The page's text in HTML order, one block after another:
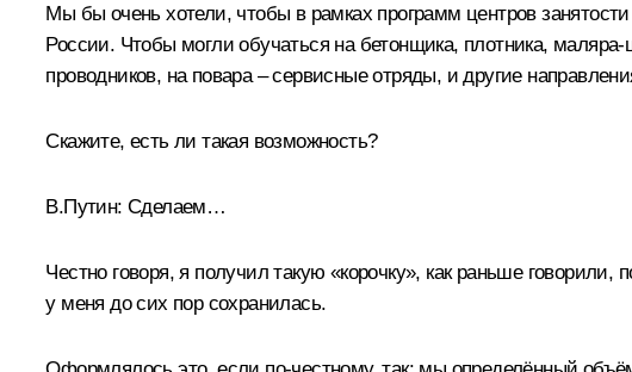
Мы бы очень хотели, чтобы в рамках программ центров
России. Чтобы могли обучаться на бетонщика, плотника, маляра-
проводников, на повара – сервисные отряды, и другие
Скажите, есть ли такая возможность?
В.Путин: Сделаем…
Честно говоря, я получил такую «корочку», как раньше
у меня до сих пор сохранилась.